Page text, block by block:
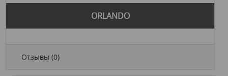
ORLANDO
Отзывы (0)